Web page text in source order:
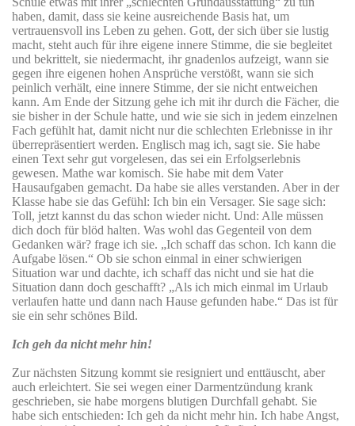
haben, damit, dass sie keine ausreichende Basis hat, um
vertrauensvoll ins Leben zu gehen. Gott, der sich über sie lustig
macht, steht auch für ihre eigene innere Stimme, die sie begleitet
und bekrittelt, sie niedermacht, ihr gnadenlos aufzeigt, wann sie
gegen ihre eigenen hohen Ansprüche verstößt, wann sie sich
peinlich verhält, eine innere Stimme, der sie nicht entweichen
kann. Am Ende der Sitzung gehe ich mit ihr durch die Fächer, die
sie bisher in der Schule hatte, und wie sie sich in jedem einzelnen
Fach gefühlt hat, damit nicht nur die schlechten Erlebnisse in ihr
überrepräsentiert werden. Englisch mag ich, sagt sie. Sie habe
einen Text sehr gut vorgelesen, das sei ein Erfolgserlebnis
gewesen. Mathe war komisch. Sie habe mit dem Vater
Hausaufgaben gemacht. Da habe sie alles verstanden. Aber in der
Klasse habe sie das Gefühl: Ich bin ein Versager. Sie sage sich:
Toll, jetzt kannst du das schon wieder nicht. Und: Alle müssen
dich doch für blöd halten. Was wohl das Gegenteil von dem
Gedanken wär? frage ich sie. „Ich schaff das schon. Ich kann die
Aufgabe lösen.“ Ob sie schon einmal in einer schwierigen
Situation war und dachte, ich schaff das nicht und sie hat die
Situation dann doch geschafft? „Als ich mich einmal im Urlaub
verlaufen hatte und dann nach Hause gefunden habe.“ Das ist für
sie ein sehr schönes Bild.
Ich geh da nicht mehr hin!
Zur nächsten Sitzung kommt sie resigniert und enttäuscht, aber
auch erleichtert. Sie sei wegen einer Darmentzündung krank
geschrieben, sie habe morgens blutigen Durchfall gehabt. Sie
habe sich entschieden: Ich geh da nicht mehr hin. Ich habe Angst,